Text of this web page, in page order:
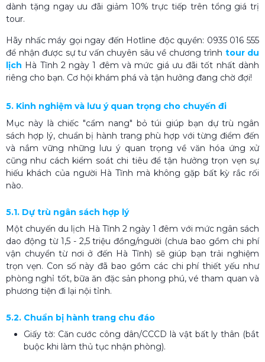
dành tặng ngay ưu đãi giảm 10% trực tiếp trên tổng giá trị
tour.
Hãy nhấc máy gọi ngay đến Hotline độc quyền: 0935 016 555
để nhận được sự tư vấn chuyên sâu về chương trình tour du
lịch Hà Tĩnh 2 ngày 1 đêm và mức giá ưu đãi tốt nhất dành
riêng cho bạn. Cơ hội khám phá và tận hưởng đang chờ đợi!
5. Kinh nghiệm và lưu ý quan trọng cho chuyến đi
Mục này là chiếc "cẩm nang" bỏ túi giúp bạn dự trù ngân
sách hợp lý, chuẩn bị hành trang phù hợp với từng điểm đến
và nắm vững những lưu ý quan trọng về văn hóa ứng xử
cũng như cách kiểm soát chi tiêu để tận hưởng trọn vẹn sự
hiếu khách của người Hà Tĩnh mà không gặp bất kỳ rắc rối
nào.
5.1. Dự trù ngân sách hợp lý
Một chuyến du lịch Hà Tĩnh 2 ngày 1 đêm với mức ngân sách
dao động từ 1,5 - 2,5 triệu đồng/người (chưa bao gồm chi phí
vận chuyển từ nơi ở đến Hà Tĩnh) sẽ giúp bạn trải nghiệm
trọn vẹn. Con số này đã bao gồm các chi phí thiết yếu như
phòng nghỉ tốt, bữa ăn đặc sản phong phú, vé tham quan và
phương tiện đi lại nội tỉnh.
5.2. Chuẩn bị hành trang chu đáo
Giấy tờ: Căn cước công dân/CCCD là vật bất ly thân (bắt
buộc khi làm thủ tục nhận phòng).